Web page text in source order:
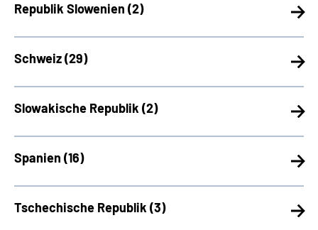
Republik Slowenien (2)
Schweiz (29)
Slowakische Republik (2)
Spanien (16)
Tschechische Republik (3)